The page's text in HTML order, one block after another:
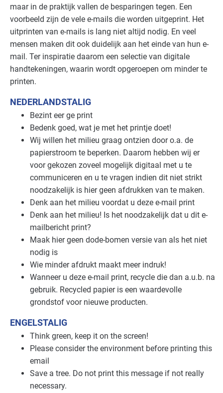
maar in de praktijk vallen de besparingen tegen. Een
voorbeeld zijn de vele e-mails die worden uitgeprint. Het
uitprinten van e-mails is lang niet altijd nodig. En veel
mensen maken dit ook duidelijk aan het einde van hun e-
mail. Ter inspiratie daarom een selectie van digitale
handtekeningen, waarin wordt opgeroepen om minder te
printen.
NEDERLANDSTALIG
Bezint eer ge print
Bedenk goed, wat je met het printje doet!
Wij willen het milieu graag ontzien door o.a. de
papierstroom te beperken. Daarom hebben wij er
voor gekozen zoveel mogelijk digitaal met u te
communiceren en u te vragen indien dit niet strikt
noodzakelijk is hier geen afdrukken van te maken.
Denk aan het milieu voordat u deze e-mail print
Denk aan het milieu! Is het noodzakelijk dat u dit e-
mailbericht print?
Maak hier geen dode-bomen versie van als het niet
nodig is
Wie minder afdrukt maakt meer indruk!
Wanneer u deze e-mail print, recycle die dan a.u.b. na
gebruik. Recycled papier is een waardevolle
grondstof voor nieuwe producten.
ENGELSTALIG
Think green, keep it on the screen!
Please consider the environment before printing this
email
Save a tree. Do not print this message if not really
necessary.